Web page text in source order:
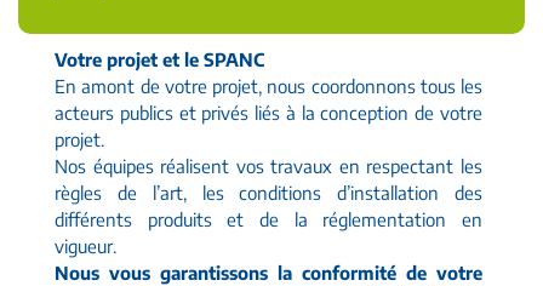
Votre projet et le SPANC
En amont de votre projet, nous coordonnons tous les
acteurs publics et privés liés à la conception de votre
projet.
Nos équipes réalisent vos travaux en respectant les
règles de l’art, les conditions d’installation des
différents produits et de la réglementation en
vigueur.
Nous vous garantissons la conformité de votre